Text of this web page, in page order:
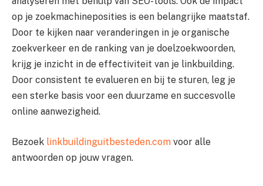
op je zoekmachineposities is een belangrijke maatstaf.
Door te kijken naar veranderingen in je organische
zoekverkeer en de ranking van je doelzoekwoorden,
krijg je inzicht in de effectiviteit van je linkbuilding.
Door consistent te evalueren en bij te sturen, leg je
een sterke basis voor een duurzame en succesvolle
online aanwezigheid.
Bezoek linkbuildinguitbesteden.com voor alle
antwoorden op jouw vragen.